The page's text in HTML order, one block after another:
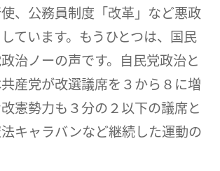
、公務員制度「改革」など悪政
ています。もうひとつは、国民
治ノーの声です。自民党政治と
産党が改選議席を３から８に増
憲勢力も３分の２以下の議席と
キャラバンなど継続した運動の